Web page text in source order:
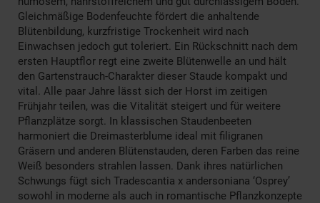
Gleichmäßige Bodenfeuchte fördert die anhaltende
Blütenbildung, kurzfristige Trockenheit wird nach
Einwachsen jedoch gut toleriert. Ein Rückschnitt nach dem
ersten Hauptflor regt eine zweite Blütenwelle an und hält
den Gartenstrauch-Charakter dieser Staude kompakt und
vital. Alle paar Jahre lässt sich der Horst im zeitigen
Frühjahr teilen, was die Vitalität steigert und für weitere
Pflanzplätze sorgt. In klassischen Staudenbeeten
harmoniert die Dreimasterblume ideal mit filigranen
Gräsern und anderen Blütenstauden, deren Farben das reine
Weiß besonders strahlen lassen. Dank ihres natürlichen
Schwungs fügt sich Tradescantia x andersoniana ‘Osprey’
sowohl in moderne als auch in romantische Pflanzkonzepte